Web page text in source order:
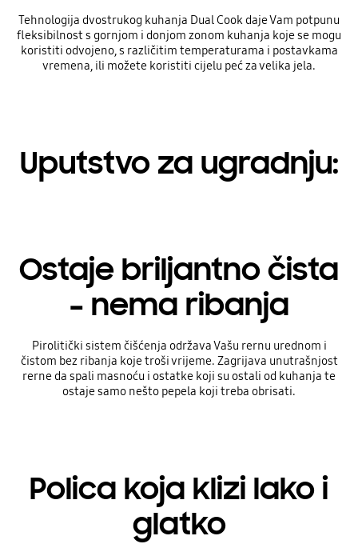
Tehnologija dvostrukog kuhanja Dual Cook daje Vam potpunu
fleksibilnost s gornjom i donjom zonom kuhanja koje se mogu
koristiti odvojeno, s različitim temperaturama i postavkama
vremena, ili možete koristiti cijelu peć za velika jela.
Uputstvo za ugradnju:
Ostaje briljantno čista
– nema ribanja
Pirolitički sistem čišćenja održava Vašu rernu urednom i
čistom bez ribanja koje troši vrijeme. Zagrijava unutrašnjost
rerne da spali masnoću i ostatke koji su ostali od kuhanja te
ostaje samo nešto pepela koji treba obrisati.
Polica koja klizi lako i
glatko